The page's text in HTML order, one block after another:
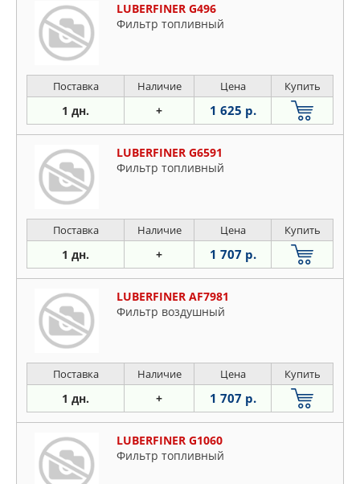
LUBERFINER G496
Фильтр топливный
Поставка Наличие Цена Купить
1 дн. + 1 625 р.
LUBERFINER G6591
Фильтр топливный
Поставка Наличие Цена Купить
1 дн. + 1 707 р.
LUBERFINER AF7981
Фильтр воздушный
Поставка Наличие Цена Купить
1 дн. + 1 707 р.
LUBERFINER G1060
Фильтр топливный